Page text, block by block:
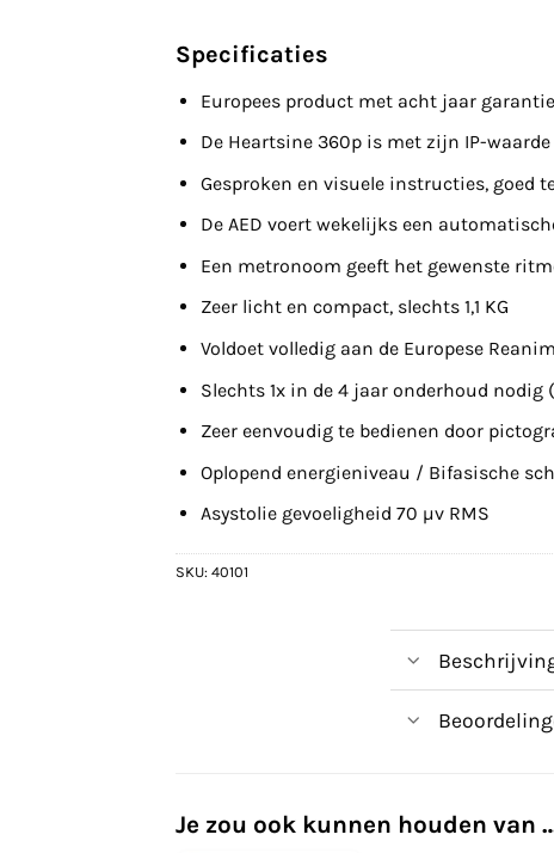
Specificaties
Europees product met acht jaar
De Heartsine 360p is met zijn IP-
Gesproken en visuele instructies, goed
De AED voert wekelijks een
Een metronoom geeft het gewenste
Zeer licht en compact, slechts 1,1 KG
Voldoet volledig aan de Europese
Slechts 1x in de 4 jaar onderhoud nodig
Zeer eenvoudig te bedienen door
Oplopend energieniveau / Bifasische
Asystolie gevoeligheid 70 µv RMS
SKU: 40101
Je zou ook kunnen houden van